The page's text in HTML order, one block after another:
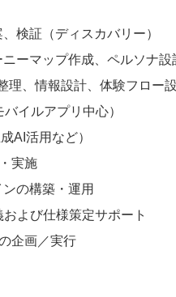
検証（ディスカバリー）
ーマップ作成、ペルソナ設
理、情報設計、体験フロー設
イルアプリ中心）
AI活用など）
実施
の構築・運用
よび仕様策定サポート
企画／実行